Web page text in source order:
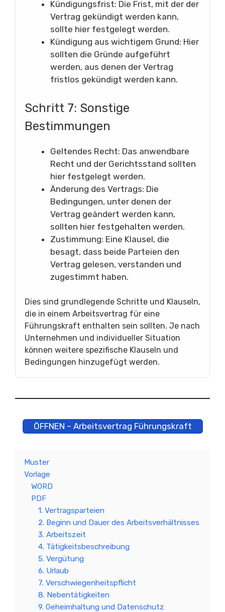
Kündigungsfrist: Die Frist, mit der der
Vertrag gekündigt werden kann,
sollte hier festgelegt werden.
Kündigung aus wichtigem Grund: Hier
sollten die Gründe aufgeführt
werden, aus denen der Vertrag
fristlos gekündigt werden kann.
Schritt 7: Sonstige
Bestimmungen
Geltendes Recht: Das anwendbare
Recht und der Gerichtsstand sollten
hier festgelegt werden.
Änderung des Vertrags: Die
Bedingungen, unter denen der
Vertrag geändert werden kann,
sollten hier festgehalten werden.
Zustimmung: Eine Klausel, die
besagt, dass beide Parteien den
Vertrag gelesen, verstanden und
zugestimmt haben.
Dies sind grundlegende Schritte und Klauseln,
die in einem Arbeitsvertrag für eine
Führungskraft enthalten sein sollten. Je nach
Unternehmen und individueller Situation
können weitere spezifische Klauseln und
Bedingungen hinzugefügt werden.
ÖFFNEN – Arbeitsvertrag Führungskraft
Muster
Vorlage
WORD
PDF
1. Vertragsparteien
2. Beginn und Dauer des Arbeitsverhältnisses
3. Arbeitszeit
4. Tätigkeitsbeschreibung
5. Vergütung
6. Urlaub
7. Verschwiegenheitspflicht
8. Nebentätigkeiten
9. Geheimhaltung und Datenschutz